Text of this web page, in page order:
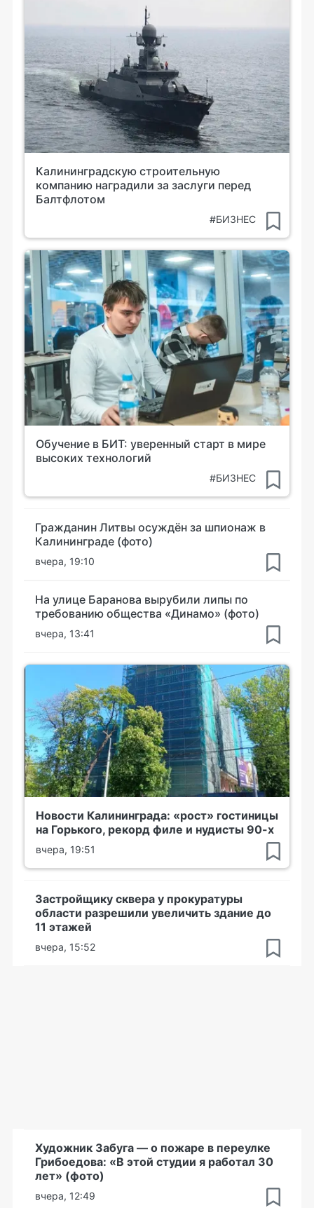
Калининградскую строительную
компанию наградили за заслуги перед
Балтфлотом
#БИЗНЕС
Обучение в БИТ: уверенный старт в мире
высоких технологий
#БИЗНЕС
Гражданин Литвы осуждён за шпионаж в
Калининграде (фото)
вчера, 19:10
На улице Баранова вырубили липы по
требованию общества «Динамо» (фото)
вчера, 13:41
Новости Калининграда: «рост» гостиницы
на Горького, рекорд филе и нудисты 90-х
вчера, 19:51
Застройщику сквера у прокуратуры
области разрешили увеличить здание до
11 этажей
вчера, 15:52
Художник Забуга — о пожаре в переулке
Грибоедова: «В этой студии я работал 30
лет» (фото)
вчера, 12:49